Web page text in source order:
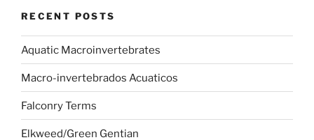
RECENT POSTS
Aquatic Macroinvertebrates
Macro-invertebrados Acuaticos
Falconry Terms
Elkweed/Green Gentian